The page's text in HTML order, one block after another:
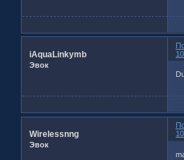
iAquaLinkymb
Эвок
Wirelessnng
Эвок